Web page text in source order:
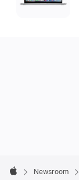
Footer

Newsroom